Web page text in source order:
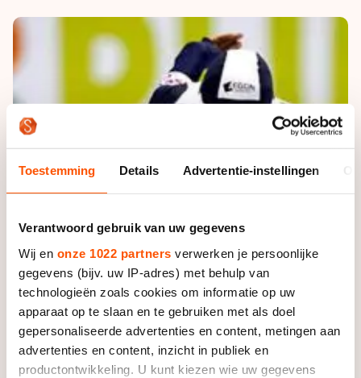
Toestemming Details Advertentie-instellingen
Verantwoord gebruik van uw gegevens
Wij en onze 1022 partners verwerken je persoonlijke
gegevens (bijv. uw IP-adres) met behulp van
technologieën zoals cookies om informatie op uw
apparaat op te slaan en te gebruiken met als doel
gepersonaliseerde advertenties en content, metingen aan
advertenties en content, inzicht in publiek en
productontwikkeling. U kunt kiezen wie uw gegevens
Kunstschaatsen
Schoonrijden
Natuurijs
Kunstschaatsen
Persoonlijke records & tijden
Historie & statistiek
De weg op
Inschrijven wedstrijden
Algemene Nederlandse Schaatstijd
Deze zomer de weg op
Waar kan ik schaatsen en skaten?
Schaatsfans
Evenementen
Tickets
Livestreams
Word schaatsfan!
Winacties
Olympische Spelen
Olympische Spelen
Medaille overzicht
Medaillespiegel
Olympische uitslagen
Van Jong tot Goud verhalen